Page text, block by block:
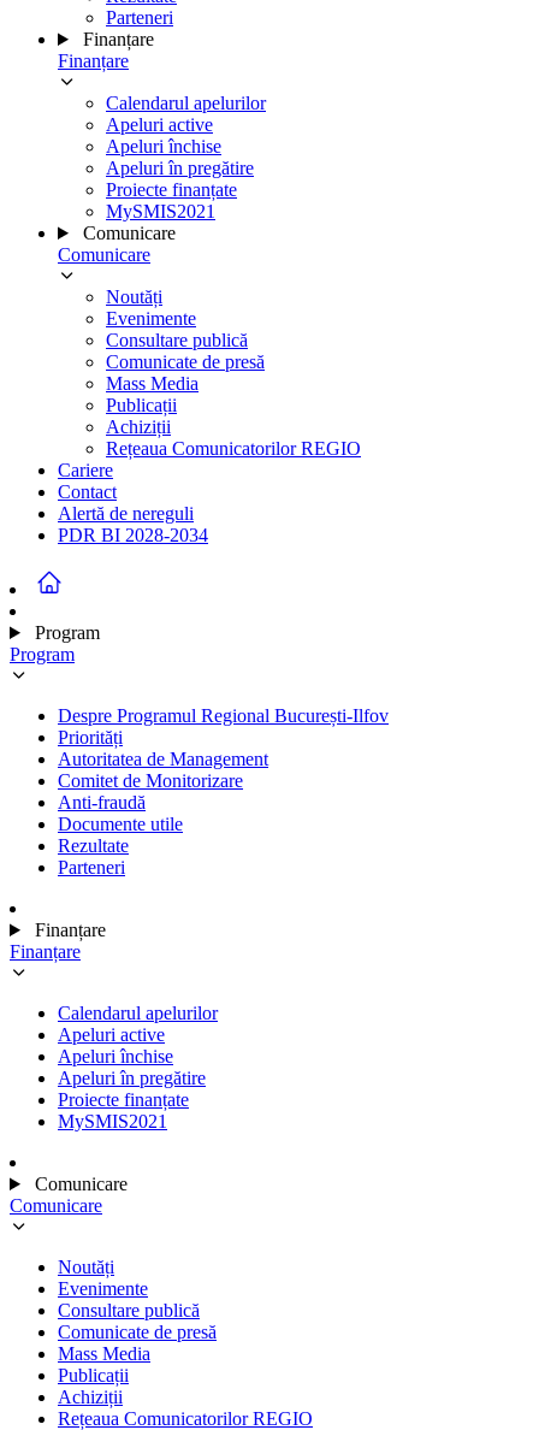
Parteneri
Finanțare
Finanțare
Calendarul apelurilor
Apeluri active
Apeluri închise
Apeluri în pregătire
Proiecte finanțate
MySMIS2021
Comunicare
Comunicare
Noutăți
Evenimente
Consultare publică
Comunicate de presă
Mass Media
Publicații
Achiziții
Rețeaua Comunicatorilor REGIO
Cariere
Contact
Alertă de nereguli
PDR BI 2028-2034
Program
Program
Despre Programul Regional București-Ilfov
Priorități
Autoritatea de Management
Comitet de Monitorizare
Anti-fraudă
Documente utile
Rezultate
Parteneri
Finanțare
Finanțare
Calendarul apelurilor
Apeluri active
Apeluri închise
Apeluri în pregătire
Proiecte finanțate
MySMIS2021
Comunicare
Comunicare
Noutăți
Evenimente
Consultare publică
Comunicate de presă
Mass Media
Publicații
Achiziții
Rețeaua Comunicatorilor REGIO